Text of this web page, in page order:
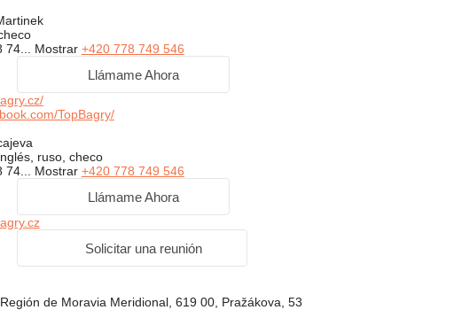
74... Mostrar +420 778 749 546
Llámame Ahora
TopBagry/
ruso, checo
74... Mostrar +420 778 749 546
Llámame Ahora
Solicitar una reunión
de Moravia Meridional, 619 00, Pražákova, 53